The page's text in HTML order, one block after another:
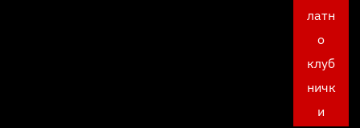
латн
о
клуб
ничк
и